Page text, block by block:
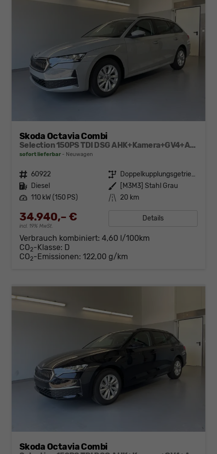
Skoda Octavia Combi
Selection 150PS TDI DSG AHK+Kamera+GV4+ACC+TravelAssist+Sunset+Alu+LightAssist
sofort lieferbar Neuwagen
Fahrzeugnr. 60922 Getriebe
Doppelkupplungsgetriebe (DSG)
Kraftstoff Diesel Außenfarbe
[M3M3] Stahl Grau
Leistung 110 kW (150 PS) Kilometerstand 20 km
34.940,– €
incl. 19% MwSt.
Details
Verbrauch kombiniert: 4,60 l/100km
CO2-Klasse: D
CO2-Emissionen: 122,00 g/km
Skoda Octavia Combi